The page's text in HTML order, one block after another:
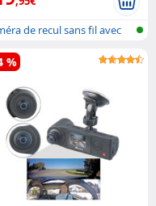
de recul sans fil avec
%